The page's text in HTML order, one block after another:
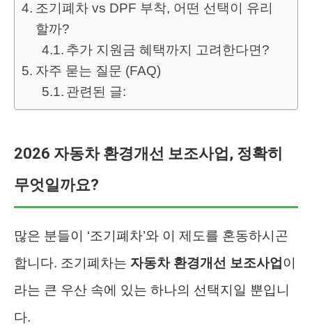
조기폐차 vs DPF 부착, 어떤 선택이 유리
할까?
추가 지원금 혜택까지 고려한다면?
자주 묻는 질문 (FAQ)
관련된 글:
2026 자동차 환경개선 보조사업, 정확히
무엇일까요?
많은 분들이 ‘조기폐차’와 이 제도를 혼동하시곤
합니다. 조기폐차는 자동차 환경개선 보조사업 이
라는 큰 우산 속에 있는 하나의 선택지일 뿐입니
다.